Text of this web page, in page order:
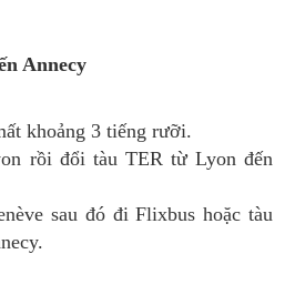
Annecy
khoảng 3 tiếng rưỡi.
rồi đổi tàu TER từ Lyon đến
sau đó đi Flixbus hoặc tàu